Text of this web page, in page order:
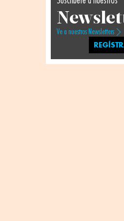
Ve a nuestros Newsletters